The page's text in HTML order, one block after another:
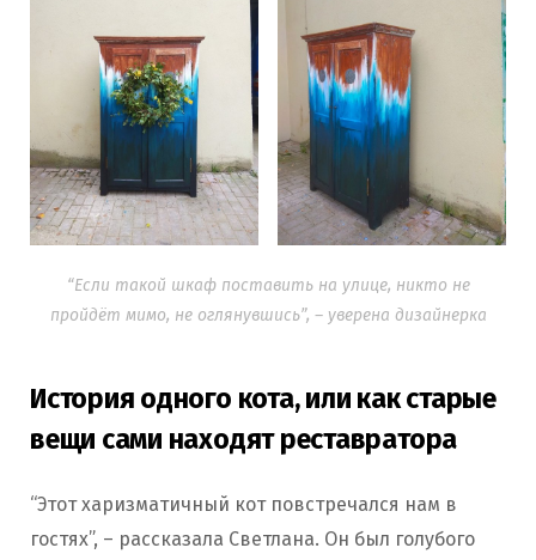
“Если такой шкаф поставить на улице, никто не
пройдёт мимо, не оглянувшись”, – уверена дизайнерка
История одного кота, или как старые
вещи сами находят реставратора
“Этот харизматичный кот повстречался нам в
гостях”, – рассказала Светлана. Он был голубого